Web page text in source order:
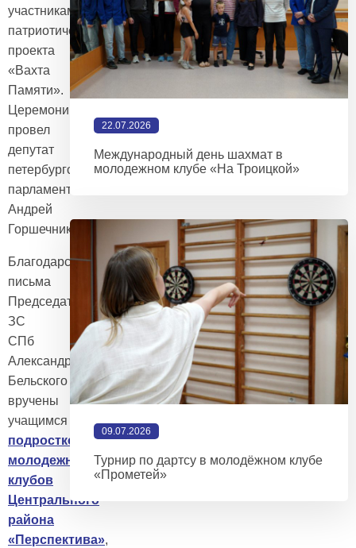
участникам
патриотического
проекта
«Вахта
Памяти».
Церемонию
провел
депутат
петербургского
парламента
Андрей
Горшечников.
Благодарственные
письма
Председателя
ЗС
СПб
Александра
Бельского были
вручены
учащимся
объединения
подростково-
молодежных
клубов
Центрального
района
«Перспектива»,
22.07.2026
Международный день шахмат в
молодежном клубе «На Троицкой»
09.07.2026
Турнир по дартсу в молодёжном клубе
«Прометей»